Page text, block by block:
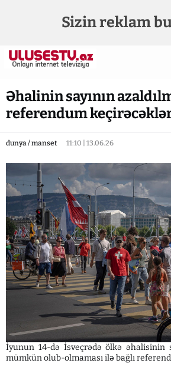
Sizin reklam
Əhalinin sayının
referendum
dunya / manset 11:10 | 13.06.26
İyunun 14-də İsveçrədə ölkə əhalisinin
mümkün olub-olmaması ilə bağlı